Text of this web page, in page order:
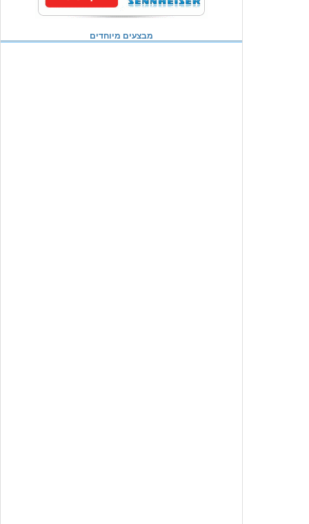
מבצעים מיוחדים